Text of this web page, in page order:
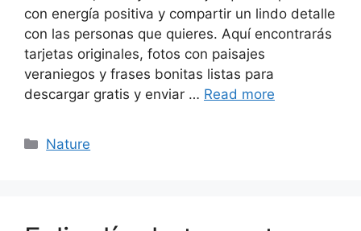
con energía positiva y compartir un lindo detalle
con las personas que quieres. Aquí encontrarás
tarjetas originales, fotos con paisajes
veraniegos y frases bonitas listas para
descargar gratis y enviar … Read more
Categories
Nature